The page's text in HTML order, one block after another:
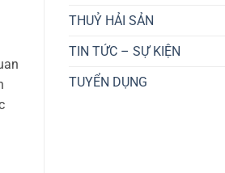
THUỶ HẢI SẢN
TIN TỨC – SỰ KIỆN
TUYỂN DỤNG